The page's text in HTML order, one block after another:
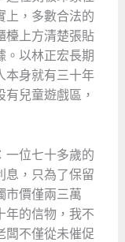
上，多數合法的
檯上方清楚張貼
。以林正宏長期
本身就有三十年
兒童遊戲區，
一位七十多歲的
息，只為了保留
市價僅兩三萬
年的信物，我不
闆不僅從未催促